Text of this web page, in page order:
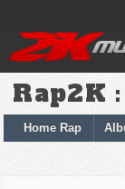
Rap2K
Home Rap